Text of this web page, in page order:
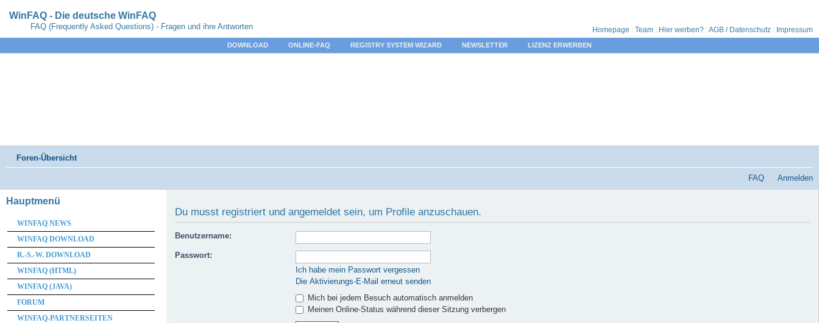
WinFAQ - Die deutsche WinFAQ
FAQ (Frequently Asked Questions) - Fragen und ihre Antworten Homepage : Team : Hier werben? :AGB / Datenschutz : Impressum
DOWNLOAD ONLINE-FAQ REGISTRY SYSTEM WIZARD NEWSLETTER LIZENZ ERWERBEN
Foren-Übersicht
FAQ Anmelden
Du musst registriert und angemeldet sein, um Profile anzuschauen.
Benutzername:
Passwort:
Ich habe mein Passwort vergessen
Die Aktivierungs-E-Mail erneut senden
Mich bei jedem Besuch automatisch anmelden
Meinen Online-Status während dieser Sitzung verbergen
Hauptmenü
WINFAQ NEWS
WINFAQ DOWNLOAD
R.-S.-W. DOWNLOAD
WINFAQ (HTML)
WINFAQ (JAVA)
FORUM
WINFAQ-PARTNERSEITEN